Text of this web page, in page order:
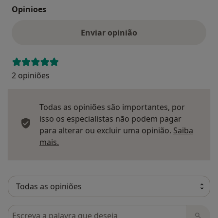
Opinioes
Enviar opinião
2 opiniões
Todas as opiniões são importantes, por
isso os especialistas não podem pagar
para alterar ou excluir uma opinião. Saiba
mais.
Pesquisar em opiniões